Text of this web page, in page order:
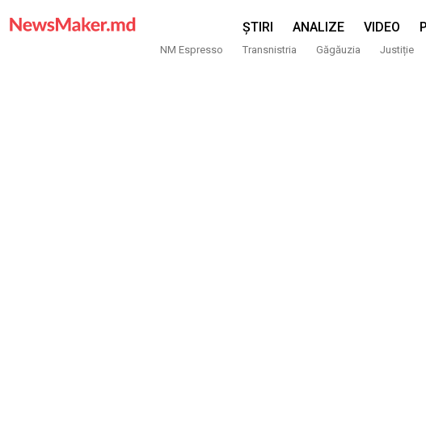
ȘTIRI ANALIZE VIDEO
NM Espresso Transnistria Găgăuzia Justiție